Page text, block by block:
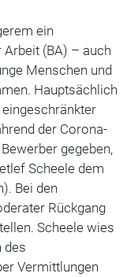
ein
(BA) – auch
Menschen und
Hauptsächlich
der Corona-
gegeben,
Scheele dem
Bei den
Rückgang
Scheele wies
des
Vermittlungen